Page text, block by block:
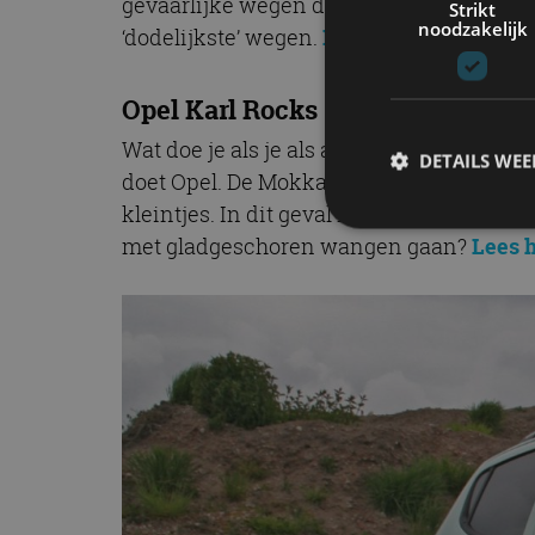
‘dodelijkste’ wegen. Lees hier meer.
Opel Karl Rocks – Autotest
Wat doe je als je als autofabrikant
doet Opel. De Mokka X ken je natuurlijk
kleintjes. In dit geval naar de Karl. Vanaf
met gladgeschoren wangen gaan?Lees
Strikt
noodzakelijk
DETAILS
cf_clearance